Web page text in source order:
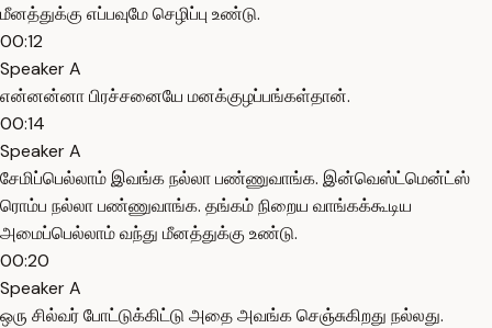
மீனத்துக்கு எப்பவுமே செழிப்பு உண்டு.
00:12
Speaker A
என்னன்னா பிரச்சனையே மனக்குழப்பங்கள்தான்.
00:14
Speaker A
சேமிப்பெல்லாம் இவங்க நல்லா பண்ணுவாங்க. இன்வெஸ்ட்மென்ட்ஸ்
ரொம்ப நல்லா பண்ணுவாங்க. தங்கம் நிறைய வாங்கக்கூடிய
அமைப்பெல்லாம் வந்து மீனத்துக்கு உண்டு.
00:20
Speaker A
ஒரு சில்வர் போட்டுக்கிட்டு அதை அவங்க செஞ்சுகிறது நல்லது.